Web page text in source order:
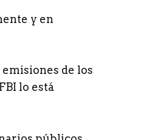
y en
de los
lo está